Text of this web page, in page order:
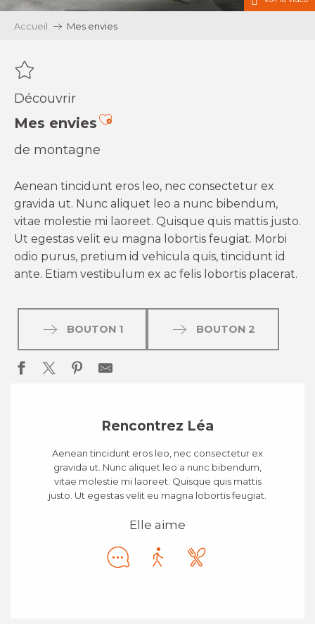
Accueil Mes envies
Découvrir
Mes enviesAjouter aux favoris
de montagne
Aenean tincidunt eros leo, nec consectetur ex
gravida ut. Nunc aliquet leo a nunc bibendum,
vitae molestie mi laoreet. Quisque quis mattis justo.
Ut egestas velit eu magna lobortis feugiat. Morbi
odio purus, pretium id vehicula quis, tincidunt id
ante. Etiam vestibulum ex ac felis lobortis placerat.
BOUTON 1 BOUTON 2
Rencontrez Léa
Aenean tincidunt eros leo, nec consectetur ex
gravida ut. Nunc aliquet leo a nunc bibendum,
vitae molestie mi laoreet. Quisque quis mattis
justo. Ut egestas velit eu magna lobortis feugiat.
Elle aime